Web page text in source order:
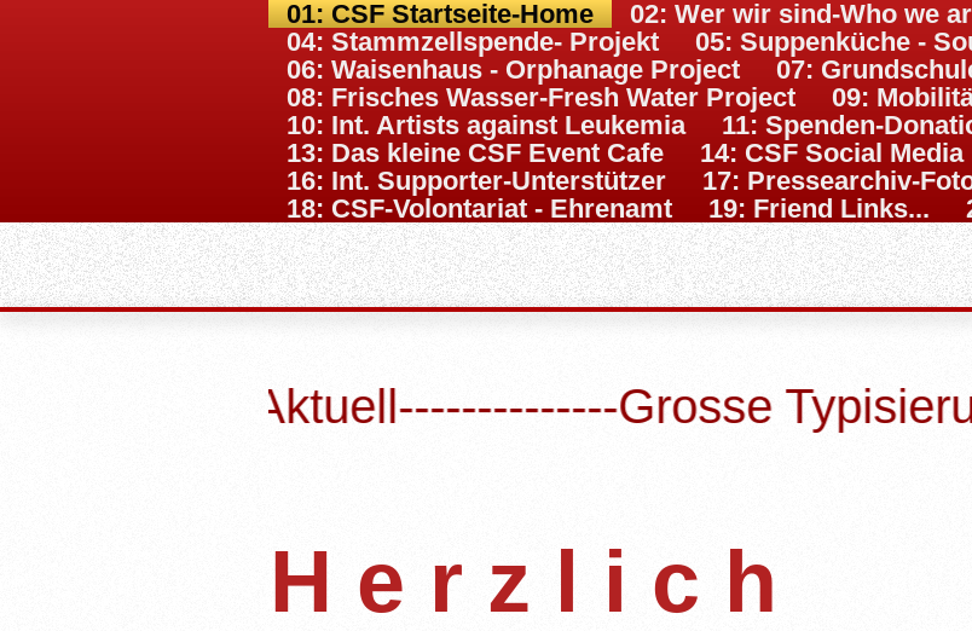
01: CSF Startseite-Home 02: Wer wir sind-Who we
04: Stammzellspende- Projekt
05: Suppenküche -
06: Waisenhaus - Orphanage Project
07:
08: Frisches Wasser-Fresh Water Project
09:
10: Int. Artists against Leukemia
11: Spenden-
13: Das kleine CSF Event Cafe
14: CSF Social Media
16: Int. Supporter-Unterstützer
17: Pressearchiv-
18: CSF-Volontariat - Ehrenamt
19: Friend Links...
Grosse
H e r z l i c h